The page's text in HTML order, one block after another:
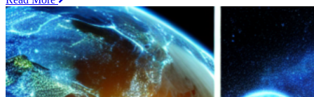
motorer
driver
en
hållbar
framtid“